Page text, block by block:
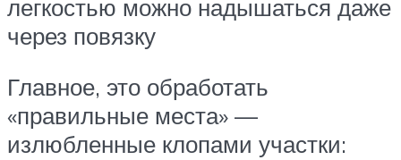
легкостью можно надышаться даже
через повязку
Главное, это обработать
«правильные места» —
излюбленные клопами участки: